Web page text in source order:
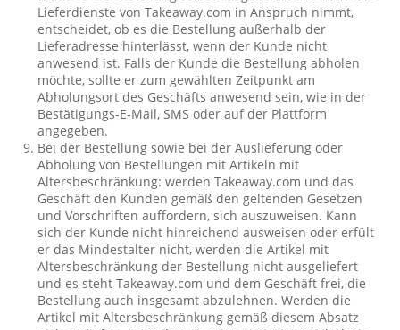
Lieferdienste von Takeaway.com in Anspruch nimmt,
entscheidet, ob es die Bestellung außerhalb der
Lieferadresse hinterlässt, wenn der Kunde nicht
anwesend ist. Falls der Kunde die Bestellung abholen
möchte, sollte er zum gewählten Zeitpunkt am
Abholungsort des Geschäfts anwesend sein, wie in der
Bestätigungs-E-Mail, SMS oder auf der Plattform
angegeben.
Bei der Bestellung sowie bei der Auslieferung oder
Abholung von Bestellungen mit Artikeln mit
Altersbeschränkung: werden Takeaway.com und das
Geschäft den Kunden gemäß den geltenden Gesetzen
und Vorschriften auffordern, sich auszuweisen. Kann
sich der Kunde nicht hinreichend ausweisen oder erfült
er das Mindestalter nicht, werden die Artikel mit
Altersbeschränkung der Bestellung nicht ausgeliefert
und es steht Takeaway.com und dem Geschäft frei, die
Bestellung auch insgesamt abzulehnen. Werden die
Artikel mit Altersbeschränkung gemäß diesem Absatz